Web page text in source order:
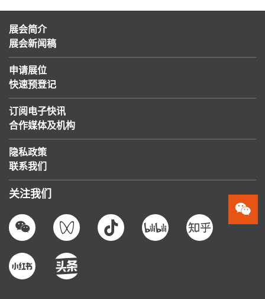
展会简介
展会新闻稿
申请展位
快速预登记
订阅电子快讯
合作媒体及机构
隐私政策
联系我们
关注我们